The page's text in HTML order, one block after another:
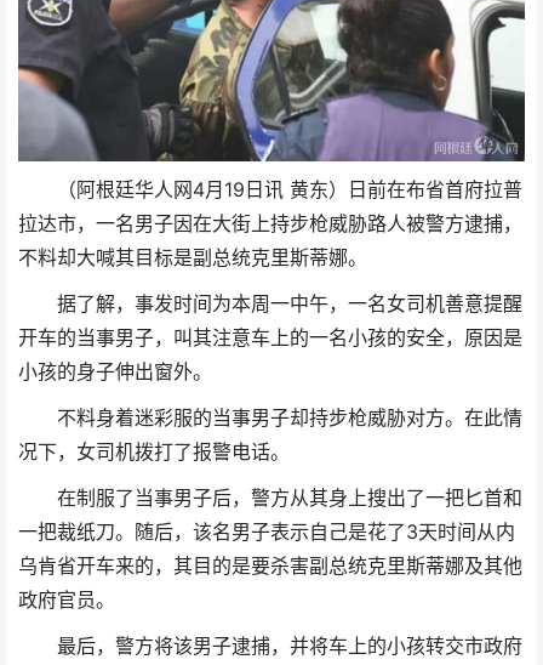
（阿根廷华人网4月19日讯 黄东）日前在布省首府拉普
拉达市，一名男子因在大街上持步枪威胁路人被警方逮捕，
不料却大喊其目标是副总统克里斯蒂娜。
据了解，事发时间为本周一中午，一名女司机善意提醒
开车的当事男子，叫其注意车上的一名小孩的安全，原因是
小孩的身子伸出窗外。
不料身着迷彩服的当事男子却持步枪威胁对方。在此情
况下，女司机拨打了报警电话。
在制服了当事男子后，警方从其身上搜出了一把匕首和
一把裁纸刀。随后，该名男子表示自己是花了3天时间从内
乌肯省开车来的，其目的是要杀害副总统克里斯蒂娜及其他
政府官员。
最后，警方将该男子逮捕，并将车上的小孩转交市政府